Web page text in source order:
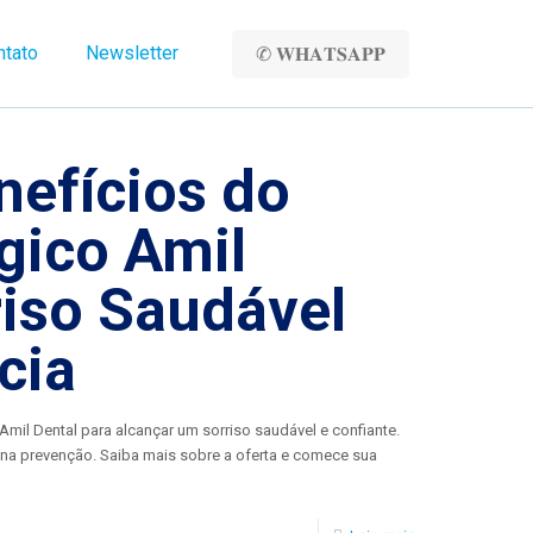
Newsletter ✆ 𝐖𝐇𝐀𝐓𝐒𝐀𝐏𝐏
do
Amil
Saudável
Dental para alcançar um sorriso saudável e confiante.
prevenção. Saiba mais sobre a oferta e comece sua